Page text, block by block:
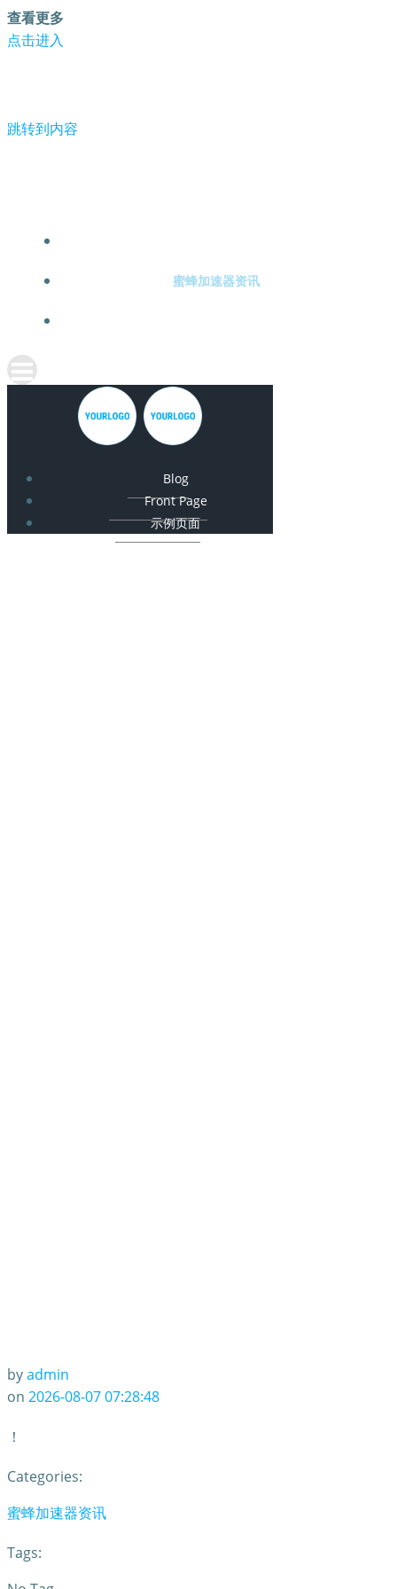
查看更多
点击进入
跳转到内容
蜜蜂加速器资讯
Blog
Front Page
示例页面
byadmin
on 2026-08-07 07:28:48
！
Categories:
蜜蜂加速器资讯
Tags: